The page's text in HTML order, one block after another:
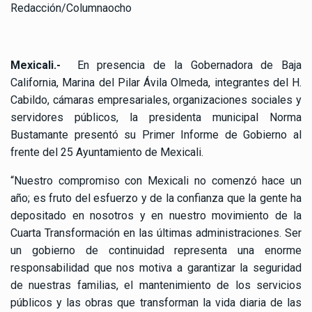
Redacción/Columnaocho
Mexicali.-
En presencia de la Gobernadora de Baja
California, Marina del Pilar Ávila Olmeda, integrantes del H.
Cabildo, cámaras empresariales, organizaciones sociales y
servidores públicos, la presidenta municipal Norma
Bustamante presentó su Primer Informe de Gobierno al
frente del 25 Ayuntamiento de Mexicali.
“Nuestro compromiso con Mexicali no comenzó hace un
año; es fruto del esfuerzo y de la confianza que la gente ha
depositado en nosotros y en nuestro movimiento de la
Cuarta Transformación en las últimas administraciones. Ser
un gobierno de continuidad representa una enorme
responsabilidad que nos motiva a garantizar la seguridad
de nuestras familias, el mantenimiento de los servicios
públicos y las obras que transforman la vida diaria de las